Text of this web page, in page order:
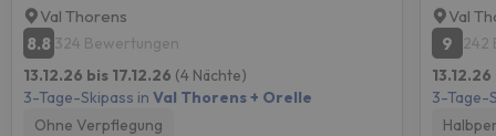
Val Thorens
8.8 324 Bewertungen
13.12.26 bis 17.12.26 (4 Nächte)
3-Tage-Skipass in Val Thorens + Orelle
Ohne Verpflegung
Val
9
242
3-Tage-